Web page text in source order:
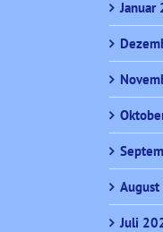
Januar
Juli